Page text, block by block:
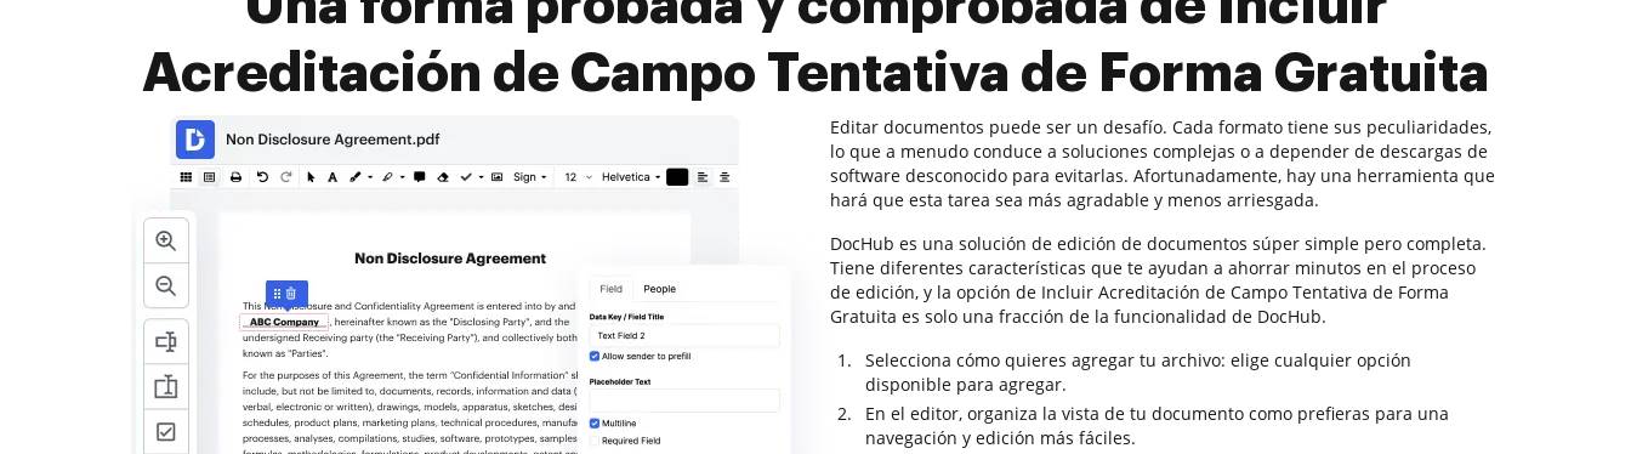
Acreditación de Campo Tentativa de Forma Gratuita
Editar documentos puede ser un desafío. Cada formato tiene sus peculiaridades,
lo que a menudo conduce a soluciones complejas o a depender de descargas de
software desconocido para evitarlas. Afortunadamente, hay una herramienta que
hará que esta tarea sea más agradable y menos arriesgada.
DocHub es una solución de edición de documentos súper simple pero completa.
Tiene diferentes características que te ayudan a ahorrar minutos en el proceso
de edición, y la opción de Incluir Acreditación de Campo Tentativa de Forma
Gratuita es solo una fracción de la funcionalidad de DocHub.
Selecciona cómo quieres agregar tu archivo: elige cualquier opción
disponible para agregar.
En el editor, organiza la vista de tu documento como prefieras para una
navegación y edición más fáciles.